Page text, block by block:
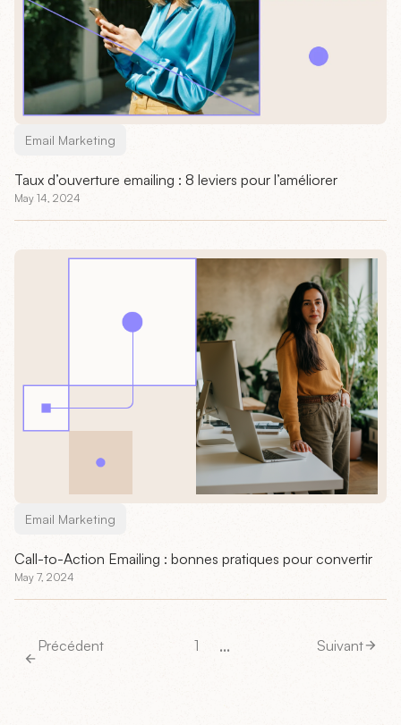
Email Marketing
Taux d’ouverture emailing : 8 leviers pour l’améliorer
May 14, 2024
Email Marketing
Call-to-Action Emailing : bonnes pratiques pour convertir
May 7, 2024
Précédent 1 ... Suivant